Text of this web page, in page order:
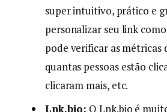
super intuitivo, prático e
personalizar seu link
pode verificar as métricas
quantas pessoas estão
clicaram mais, etc.
Lnk.bio: O Lnk.bio é